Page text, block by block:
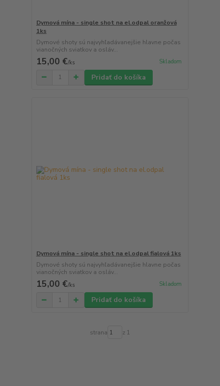
Dymová mína - single shot na el.odpal oranžová
1ks
Dymové shoty sú najvyhľadávanejšie hlavne počas
vianočných sviatkov a osláv...
15,00 €/ks Skladom
Pridať do košíka
Dymová mína - single shot na el.odpal fialová 1ks
Dymové shoty sú najvyhľadávanejšie hlavne počas
vianočných sviatkov a osláv...
15,00 €/ks Skladom
Pridať do košíka
strana z 1